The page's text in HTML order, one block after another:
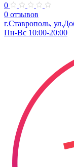
0
0 отзывов
г.Ставрополь,
Пн-Вс 10:00-20:00